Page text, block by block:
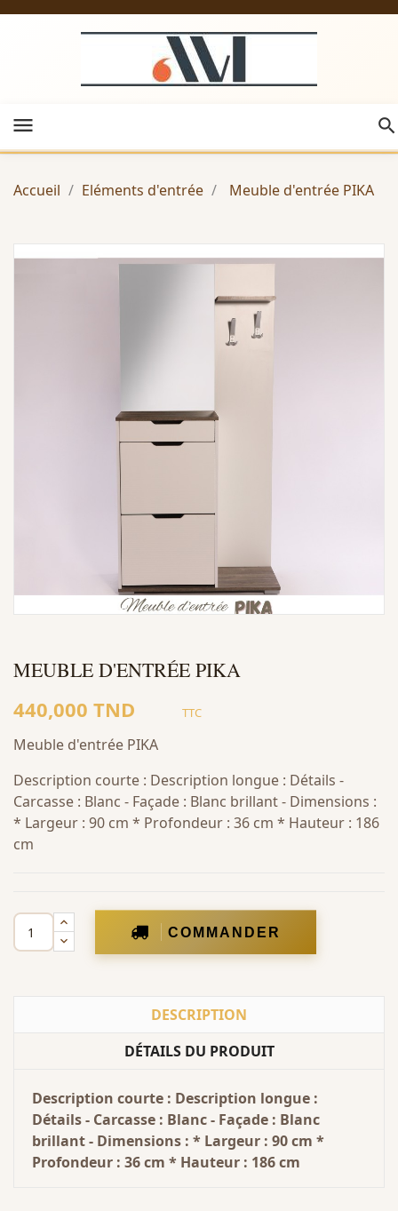
menu
Accueil Eléments d'entrée Meuble d'entrée PIKA
MEUBLE D'ENTRÉE PIKA
440,000 TND TTC
Meuble d'entrée PIKA
Description courte : Description longue : Détails -
Carcasse : Blanc - Façade : Blanc brillant - Dimensions :
* Largeur : 90 cm * Profondeur : 36 cm * Hauteur : 186
cm
COMMANDER
DESCRIPTION
DÉTAILS DU PRODUIT
Description courte : Description longue :
Détails - Carcasse : Blanc - Façade : Blanc
brillant - Dimensions : * Largeur : 90 cm *
Profondeur : 36 cm * Hauteur : 186 cm